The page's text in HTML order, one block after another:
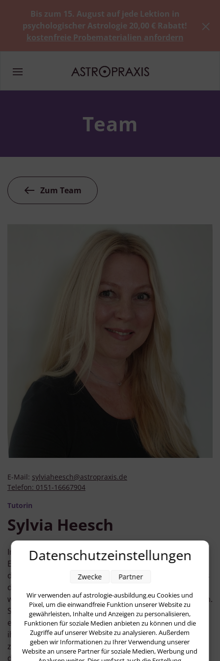
Bis zum 15. August auf jede Lektion in
psychologischer Astrologie 20,00 € Rabatt!
kostenfreie Probematerialien anfordern
Team
Zum Team
E-Mail: sylviaheesch@astropraxis.de
Telefon: 0151-16667904
Tutorin
Sylvia Heesch
Im Pubertätsalter machte ich meine ersten
Erfahrungen mit der Astrologie durch ein Buch über
die Sonnenzeichen. Ich war damals so erleichtert, dass
dort zu großen Teilen meine von mir
wahrgenommenen Eigenschaften beschrieben wurden.
Später kannte ich das Buch praktisch auswendig und
experimentierte damit, Menschen in meinem Umfeld
ihr Temperament zu beschreiben und oft wurde mir
zugestimmt. Der Grundstein für meinen Glauben an
die Gleichzeitigkeit von oben und unten und daran,
Datenschutzeinstellungen
Wir verwenden auf astrologie-ausbildung.eu Cookies und
Pixel, um die einwandfreie Funktion unserer Website zu
gewährleisten, Inhalte und Anzeigen zu personalisieren,
Funktionen für soziale Medien anbieten zu können und die
Zugriffe auf unserer Website zu analysieren. Außerdem
geben wir Informationen zu Ihrer Verwendung unserer
Website an unsere Partner für soziale Medien, Werbung und
Zwecke Partner